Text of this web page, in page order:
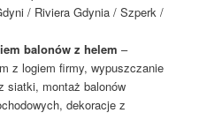
/ Riviera Gdynia / Szperk /
balonów z helem –
z logiem firmy, wypuszczanie
siatki, montaż balonów
dekoracje z